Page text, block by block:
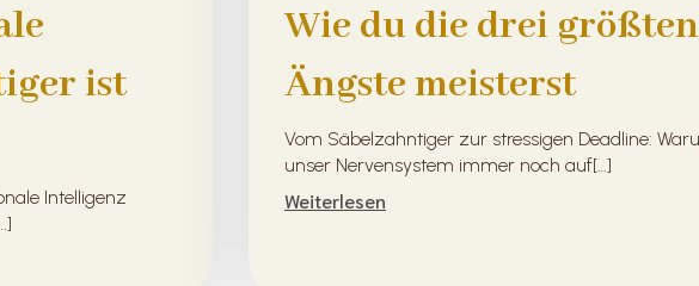
ist
Intelligenz
Wie du die drei größten
Ängste meisterst
Vom Säbelzahntiger zur stressigen Deadline:
unser Nervensystem immer noch auf[…]
Weiterlesen